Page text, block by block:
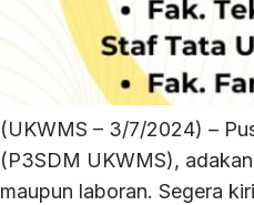
(UKWMS – 3/7/2024) –
(P3SDM UKWMS),
maupun laboran. Segera